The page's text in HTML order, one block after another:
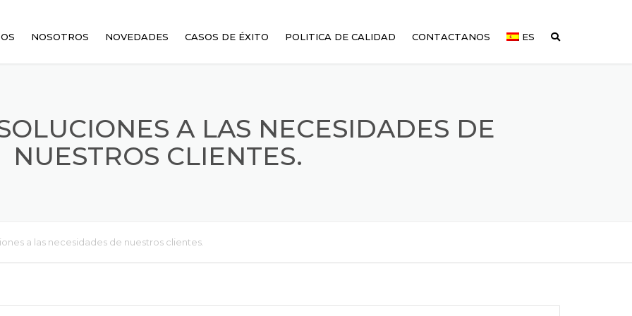
NOSOTROS NOVEDADES CASOS DE ÉXITO POLITICA DE CALIDAD CONTACTANOS ES
A LAS NECESIDADES DE
NUESTROS CLIENTES.
a las necesidades de nuestros clientes.